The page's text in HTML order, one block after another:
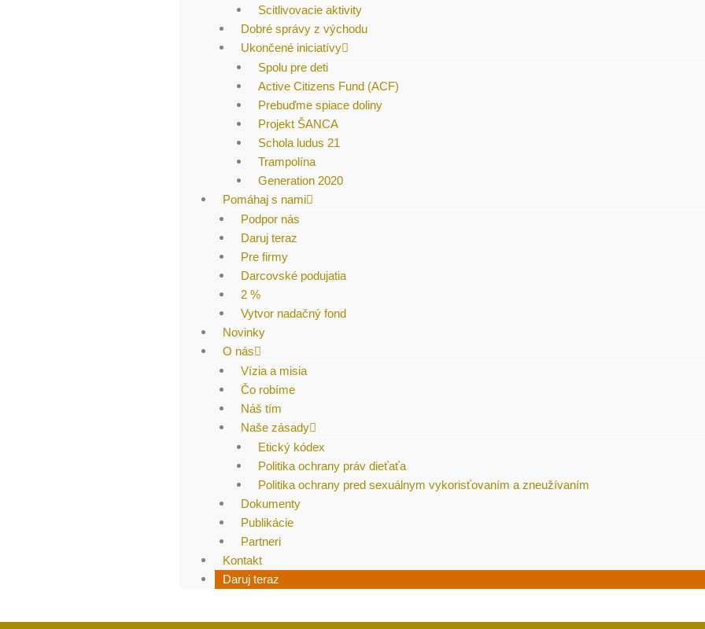
Scitlivovacie aktivity
Dobré správy z východu
Ukončené iniciatívy
Spolu pre deti
Active Citizens Fund (ACF)
Prebuďme spiace doliny
Projekt ŠANCA
Schola ludus 21
Trampolína
Generation 2020
Pomáhaj s nami
Podpor nás
Daruj teraz
Pre firmy
Darcovské podujatia
2 %
Vytvor nadačný fond
Novinky
O nás
Vízia a misia
Čo robíme
Náš tím
Naše zásady
Etický kódex
Politika ochrany práv dieťaťa
Politika ochrany pred sexuálnym vykorisťovaním a zneužívaním
Dokumenty
Publikácie
Partneri
Kontakt
Daruj teraz